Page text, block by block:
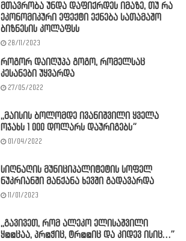
მთავრობა უნდა დაფიქრდეს იმაზე, თუ რა
ეკონომიკური ეფექტი ექნება სათამაშო
ბიზნესის კოლაფსს
28/11/2023
როგორ დაიღუპა გოგო, რომელსაც
კესანები უყვარდა
27/05/2022
,,მაისის ბოლომდე ივანიშვილი ყველა
ოჯახს 1 000 დოლარს დაურიგებს”
01/04/2022
სიღნაღის მუნიციპალიტეტის სოფელ
ნუკრიანში მანქანა ხევში გადავარდა
11/01/2023
,,გავივეთ, რომ ალეკო ელისაშვილი
ყ@@ცაა, პრ@ჭიც, ტრ@@იც და კიდევ ისიც…”